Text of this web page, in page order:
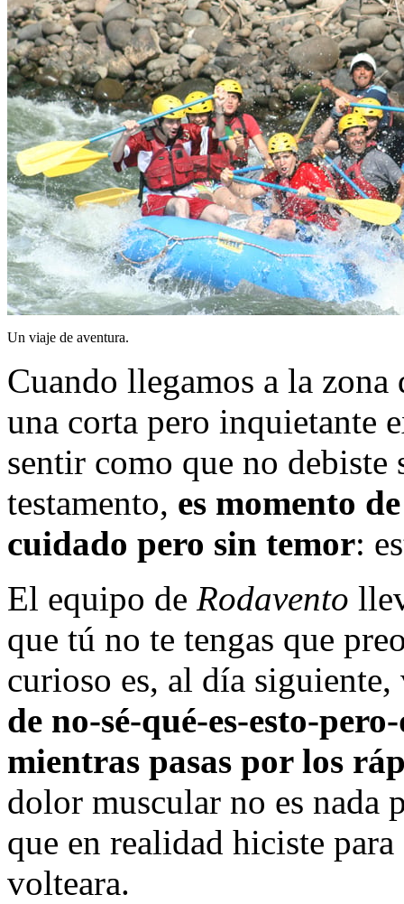
Un viaje de aventura.
Cuando llegamos a la zona
una corta pero inquietante
sentir como que no debiste
testamento, es momento
cuidado pero sin temor:
El equipo de Rodavento
que tú no te tengas que
curioso es, al día
de no-sé-qué-es-esto-
mientras pasas por los
dolor muscular no es nada
que en realidad hiciste
volteara.